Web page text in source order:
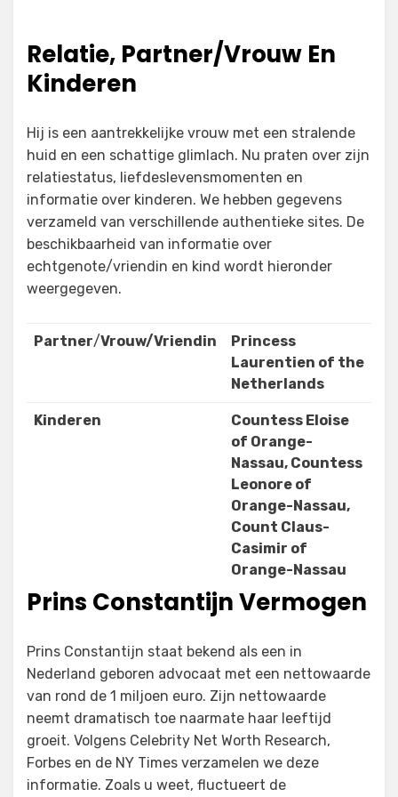
Relatie, Partner/Vrouw En
Kinderen
Hij is een aantrekkelijke vrouw met een stralende
huid en een schattige glimlach. Nu praten over zijn
relatiestatus, liefdeslevensmomenten en
informatie over kinderen. We hebben gegevens
verzameld van verschillende authentieke sites. De
beschikbaarheid van informatie over
echtgenote/vriendin en kind wordt hieronder
weergegeven.
Partner/Vrouw/Vriendin
Princess
Laurentien of the
Netherlands
Kinderen
Countess Eloise
of Orange-
Nassau, Countess
Leonore of
Orange-Nassau,
Count Claus-
Casimir of
Orange-Nassau
Prins Constantijn Vermogen
Prins Constantijn staat bekend als een in
Nederland geboren advocaat met een nettowaarde
van rond de 1 miljoen euro. Zijn nettowaarde
neemt dramatisch toe naarmate haar leeftijd
groeit. Volgens Celebrity Net Worth Research,
Forbes en de NY Times verzamelen we deze
informatie. Zoals u weet, fluctueert de